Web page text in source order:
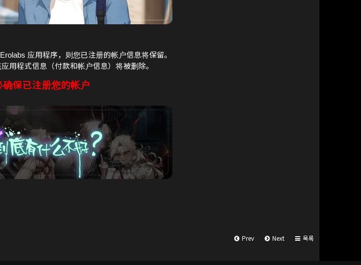
Erolabs 应用程序，则您已注册的帐户信息将保留。
用程式信息（付款和帐户信息）将被删除。
确保已注册您的帐户
Prev Next 목록